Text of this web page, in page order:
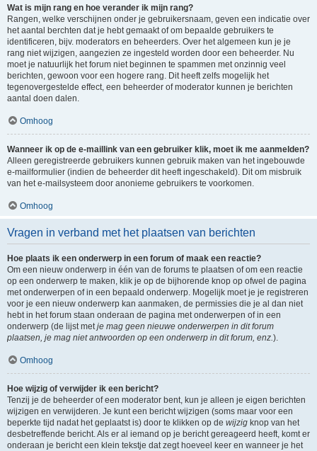
Wat is mijn rang en hoe verander ik mijn rang?
Rangen, welke verschijnen onder je gebruikersnaam, geven een indicatie over
het aantal berchten dat je hebt gemaakt of om bepaalde gebruikers te
identificeren, bijv. moderators en beheerders. Over het algemeen kun je je
rang niet wijzigen, aangezien ze ingesteld worden door een beheerder. Nu
moet je natuurlijk het forum niet beginnen te spammen met onzinnig veel
berichten, gewoon voor een hogere rang. Dit heeft zelfs mogelijk het
tegenovergestelde effect, een beheerder of moderator kunnen je berichten
aantal doen dalen.
Omhoog
Wanneer ik op de e-maillink van een gebruiker klik, moet ik me aanmelden?
Alleen geregistreerde gebruikers kunnen gebruik maken van het ingebouwde
e-mailformulier (indien de beheerder dit heeft ingeschakeld). Dit om misbruik
van het e-mailsysteem door anonieme gebruikers te voorkomen.
Omhoog
Vragen in verband met het plaatsen van berichten
Hoe plaats ik een onderwerp in een forum of maak een reactie?
Om een nieuw onderwerp in één van de forums te plaatsen of om een reactie
op een onderwerp te maken, klik je op de bijhorende knop op ofwel de pagina
met onderwerpen of in een bepaald onderwerp. Mogelijk moet je je registreren
voor je een nieuw onderwerp kan aanmaken, de permissies die je al dan niet
hebt in het forum staan onderaan de pagina met onderwerpen of in een
onderwerp (de lijst metje mag geen nieuwe onderwerpen in dit forum
plaatsen, je mag niet antwoorden op een onderwerp in dit forum, enz.).
Omhoog
Hoe wijzig of verwijder ik een bericht?
Tenzij je de beheerder of een moderator bent, kun je alleen je eigen berichten
wijzigen en verwijderen. Je kunt een bericht wijzigen (soms maar voor een
beperkte tijd nadat het geplaatst is) door te klikken op de wijzig knop van het
desbetreffende bericht. Als er al iemand op je bericht gereageerd heeft, komt er
onderaan je bericht een klein tekstje dat zegt hoeveel keer en wanneer je het